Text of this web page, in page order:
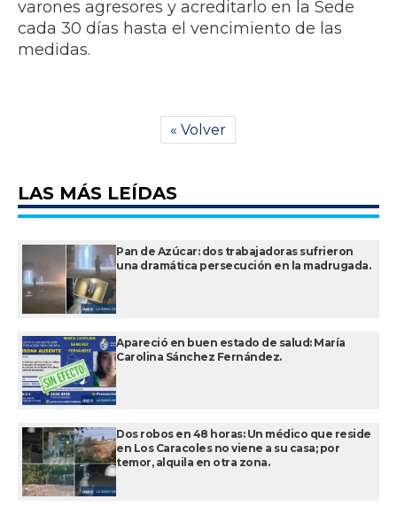
varones agresores y acreditarlo en la Sede
cada 30 días hasta el vencimiento de las
medidas.
« Volver
LAS MÁS LEÍDAS
Pan de Azúcar: dos trabajadoras sufrieron
una dramática persecución en la madrugada.
Apareció en buen estado de salud: María
Carolina Sánchez Fernández.
Dos robos en 48 horas: Un médico que reside
en Los Caracoles no viene a su casa; por
temor, alquila en otra zona.